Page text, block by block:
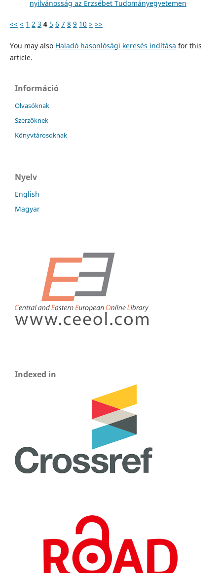
nyilvánosság az Erzsébet Tudományegyetemen
<< < 1 2 3 4 5 6 7 8 9 10 > >>
You may also Haladó hasonlósági keresés indítása for this
article.
Információ
Olvasóknak
Szerzőknek
Könyvtárosoknak
Nyelv
English
Magyar
Indexed in